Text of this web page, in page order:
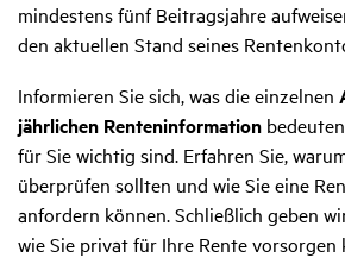
mindestens fünf Beitragsjahre
den aktuellen Stand seines
Informieren Sie sich, was die einzelnen
jährlichen Renteninformation
für Sie wichtig sind. Erfahren Sie,
überprüfen sollten und wie Sie eine
anfordern können. Schließlich geben
wie Sie privat für Ihre Rente vorsorgen